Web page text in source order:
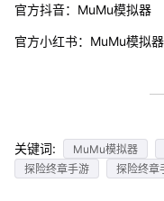
官方抖音：MuMu模拟器
官方小红书：MuMu模拟器
关键词: MuMu模拟器
探险终章手游
探险终章